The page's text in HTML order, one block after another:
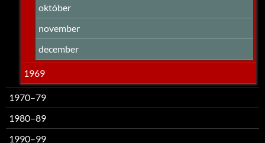
október
november
december
1969
1970–79
1980–89
1990–99